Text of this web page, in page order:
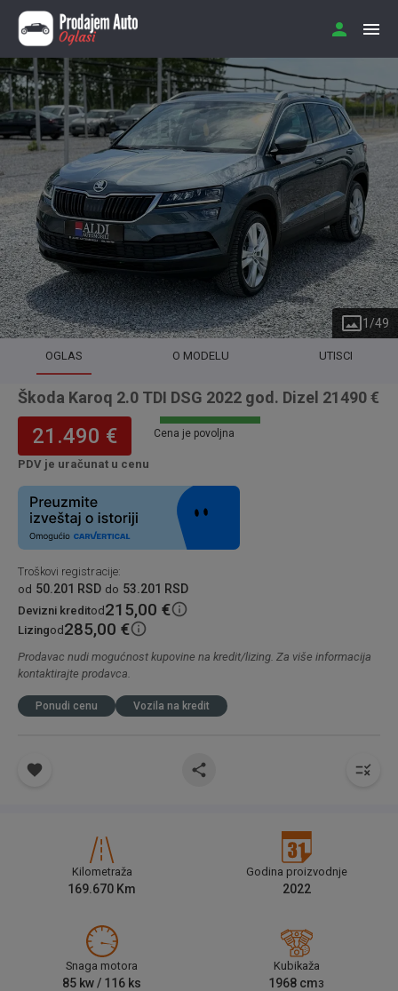
1/49
OGLAS O MODELU UTISCI
Škoda Karoq 2.0 TDI DSG 2022 god. Dizel 21490 €
21.490 €
PDV je uračunat u cenu
Cena je povoljna
Troškovi registracije:
od 50.201 RSD do 53.201 RSD
Devizni kreditod215,00 €
Lizingod285,00 €
Prodavac nudi mogućnost kupovine na kredit/lizing. Za više informacija
kontaktirajte prodavca.
Ponudi cenu Vozila na kredit
Kilometraža
169.670 Km
Godina proizvodnje
2022
Snaga motora
85 kw / 116 ks
Kubikaža
1968 cm3